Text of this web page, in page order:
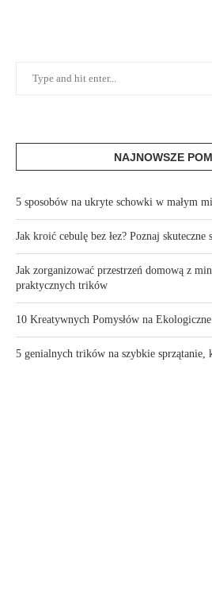
NAJNOWSZE
5 sposobów na ukryte schowki w małym
Jak kroić cebulę bez łez? Poznaj
Jak zorganizować przestrzeń domową z
praktycznych trików
10 Kreatywnych Pomysłów na
5 genialnych trików na szybkie sprzątanie,